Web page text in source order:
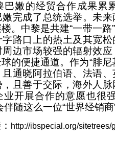
的经贸合作成果累
完成了总统选举。未
。中黎是共建“一带一
路口上的热土及其宽
边市场较强的辐射效
的便捷通道。作为“腓
通晓阿拉伯语、法语
，且善于交际，海外人
业开展合作的意愿也很
伴随这么一位“世界经销商
http://ibspecial.org/